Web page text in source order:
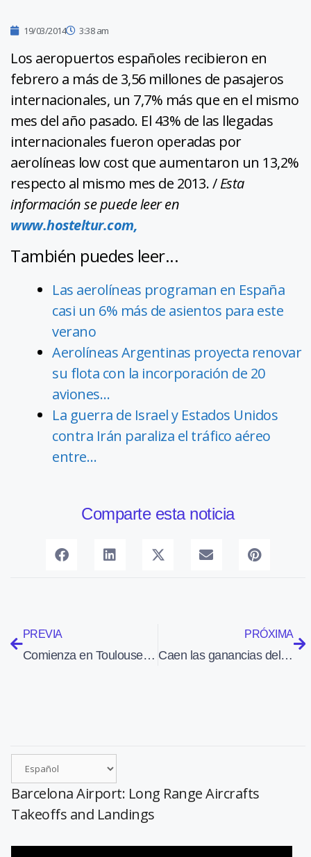
19/03/2014 3:38 am
Los aeropuertos españoles recibieron en
febrero a más de 3,56 millones de pasajeros
internacionales, un 7,7% más que en el mismo
mes del año pasado. El 43% de las llegadas
internacionales fueron operadas por
aerolíneas low cost que aumentaron un 13,2%
respecto al mismo mes de 2013. /Esta
información se puede leer en
www.hosteltur.com,
También puedes leer...
Las aerolíneas programan en España
casi un 6% más de asientos para este
verano
Aerolíneas Argentinas proyecta renovar
su flota con la incorporación de 20
aviones…
La guerra de Israel y Estados Unidos
contra Irán paraliza el tráfico aéreo
entre…
Comparte esta noticia
PREVIA
Comienza en Toulouse el ensamblaje del primer A320neo
PRÓXIMA
Caen las ganancias del Grupo Lufthansa un 74,5% en 2013
Barcelona Airport: Long Range Aircrafts
Takeoffs and Landings